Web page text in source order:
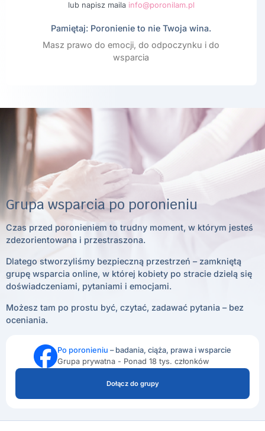
lub napisz maila info@poronilam.pl
Pamiętaj: Poronienie to nie Twoja wina.
Masz prawo do emocji, do odpoczynku i do
wsparcia
Grupa wsparcia po poronieniu
Czas przed poronieniem to trudny moment, w którym jesteś
zdezorientowana i przestraszona.
Dlatego stworzyliśmy bezpieczną przestrzeń – zamkniętą
grupę wsparcia online, w której kobiety po stracie dzielą się
doświadczeniami, pytaniami i emocjami.
Możesz tam po prostu być, czytać, zadawać pytania – bez
oceniania.
Po poronieniu – badania, ciąża, prawa i wsparcie
Grupa prywatna - Ponad 18 tys. członków
Dołącz do grupy